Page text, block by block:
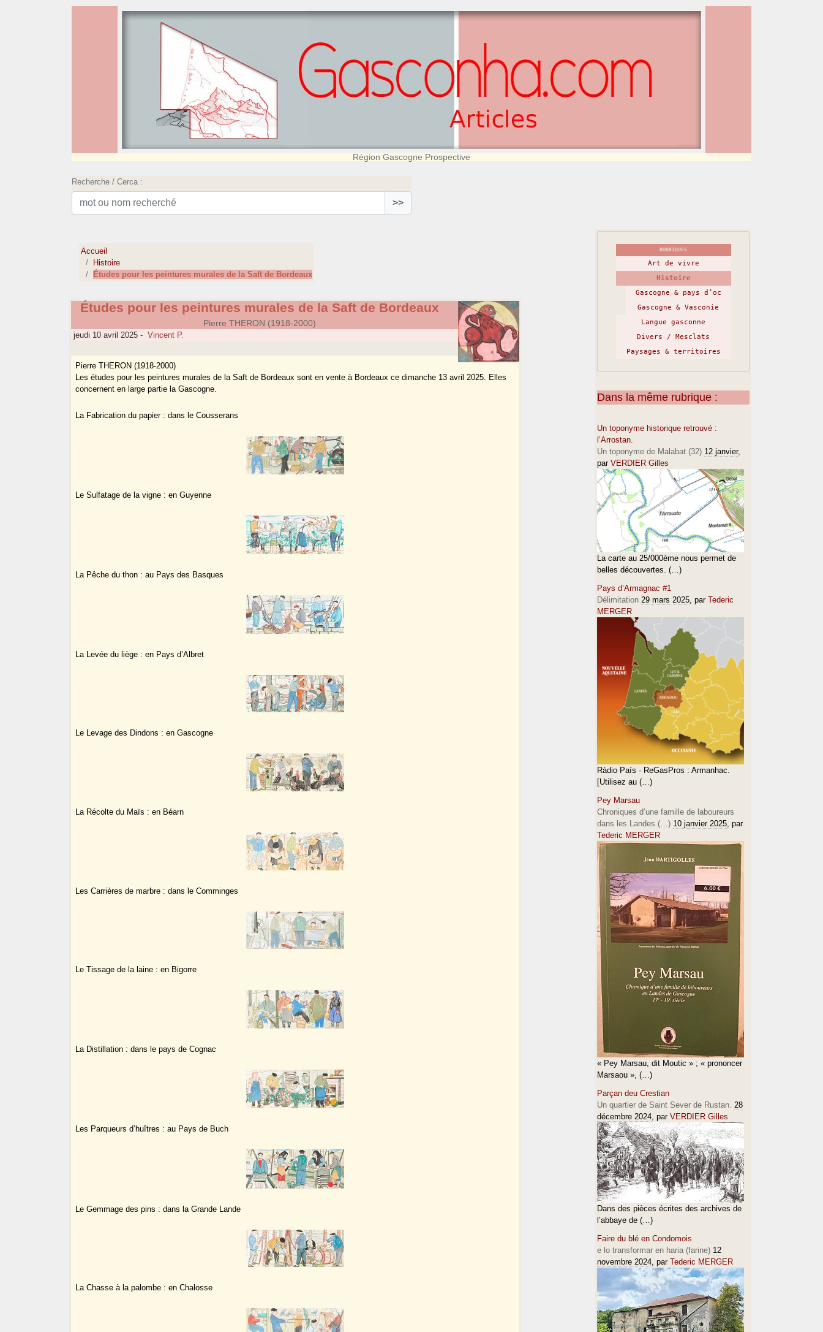
Région Gascogne Prospective
Recherche / Cerca :
>>
Accueil
Histoire
Études pour les peintures murales de la Saft de Bordeaux
Études pour les peintures murales de la Saft de Bordeaux
Pierre THERON (1918-2000)
jeudi 10 avril 2025 - Vincent P.
Pierre THERON (1918-2000)
Les études pour les peintures murales de la Saft de Bordeaux sont en vente à Bordeaux ce dimanche 13 avril 2025. Elles
concernent en large partie la Gascogne.
La Fabrication du papier : dans le Cousserans
Le Sulfatage de la vigne : en Guyenne
La Pêche du thon : au Pays des Basques
La Levée du liège : en Pays d’Albret
Le Levage des Dindons : en Gascogne
La Récolte du Maïs : en Béarn
Les Carrières de marbre : dans le Comminges
Le Tissage de la laine : en Bigorre
La Distillation : dans le pays de Cognac
Les Parqueurs d’huîtres : au Pays de Buch
Le Gemmage des pins : dans la Grande Lande
La Chasse à la palombe : en Chalosse
RUBRIQUES
Art de vivre
Histoire
Gascogne & pays d’oc
Gascogne & Vasconie
Langue gasconne
Divers / Mesclats
Paysages & territoires
Dans la même rubrique :
Un toponyme historique retrouvé :
l’Arrostan.
Un toponyme de Malabat (32) 12 janvier,
par VERDIER Gilles
La carte au 25/000ème nous permet de
belles découvertes. (…)
Pays d’Armagnac #1
Délimitation 29 mars 2025, par Tederic
MERGER
Ràdio País · ReGasPros : Armanhac.
[Utilisez au (…)
Pey Marsau
Chroniques d’une famille de laboureurs
dans les Landes (…) 10 janvier 2025, par
Tederic MERGER
« Pey Marsau, dit Moutic » ; « prononcer
Marsaou », (…)
Parçan deu Crestian
Un quartier de Saint Sever de Rustan. 28
décembre 2024, par VERDIER Gilles
Dans des pièces écrites des archives de
l’abbaye de (…)
Faire du blé en Condomois
e lo transformar en haria (farine) 12
novembre 2024, par Tederic MERGER